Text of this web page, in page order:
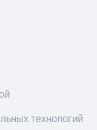
технологий